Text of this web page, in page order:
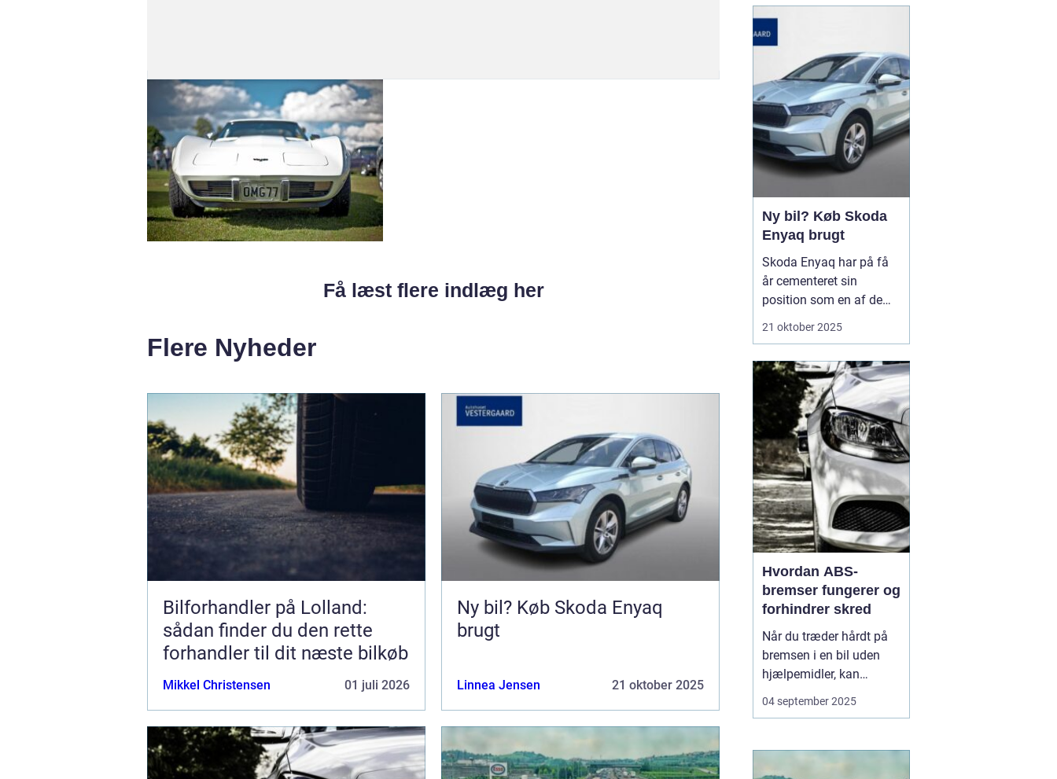
Få læst flere indlæg her
Flere Nyheder
Bilforhandler på Lolland:
sådan finder du den rette
forhandler til dit næste bilkøb
Mikkel Christensen 01 juli 2026
Ny bil? Køb Skoda Enyaq
brugt
Linnea Jensen 21 oktober 2025
hverdagen, og derfor
handler det ikke kun om
pris, men også om ...
Ny bil? Køb Skoda
Enyaq brugt
Skoda Enyaq har på få
år cementeret sin
position som en af de
mest populære elbiler på
ønsker at køre grønt
uden at gå på komp...
21 oktober 2025
Hvordan ABS-
bremser fungerer og
forhindrer skred
Når du træder hårdt på
bremsen i en bil uden
hjælpemidler, kan
hjulene låse sig fast, og
bilen mister vejgrebet.
bilen skrider eller bliver
04 september 2025